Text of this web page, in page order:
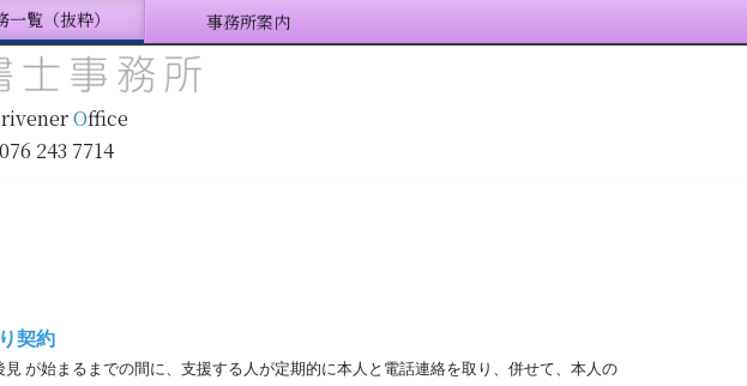
一覧（抜粋） 事務所案内
Office
243 7714
契約
見 が始まるまでの間に、支援する人が定期的に本人と電話連絡を取り、併せて、本人の